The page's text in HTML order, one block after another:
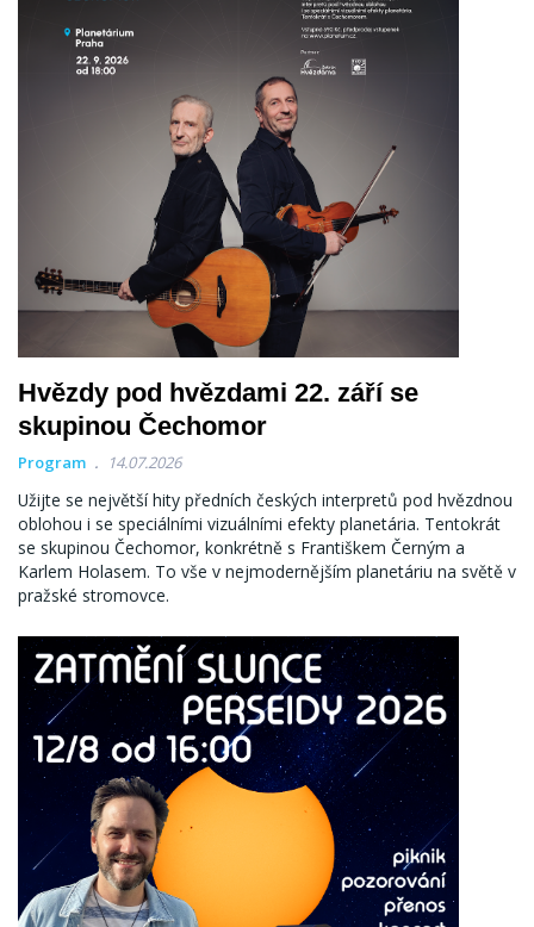
Hvězdy pod hvězdami 22. září se
skupinou Čechomor
Program 14.07.2026
Užijte se největší hity předních českých interpretů pod hvězdnou
oblohou i se speciálními vizuálními efekty planetária. Tentokrát
se skupinou Čechomor, konkrétně s Františkem Černým a
Karlem Holasem. To vše v nejmodernějším planetáriu na světě v
pražské stromovce.